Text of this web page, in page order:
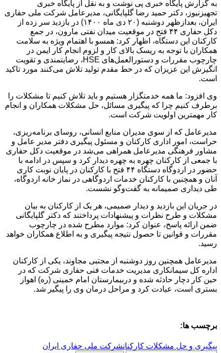
به گزارش پایگاه خبری پی نوشت و به نقل از پایگاه خبری
تجهیزنیوز، دکتر حمید رضا گلپایگانی، مدیرعامل شرکت ملی حفاری
ایران، بعدازظهر دوشنبه (۲۰ دی ماه ۱۴۰۰) در بازدید سر زده از
دکل حفاری ۴۴ فتح در موقعیت میدان نفتی مارون، در جمع
کارکنان این دستگاه، اظهار کرد: همسو با اهتمام ویژه به سلامت
همکاران با توجه به ریسک بالای کار و لزوم انجام کار ایمن در
چارچوب مقررات و دستورالعمل‌های HSE، رضایتمندی و تقویت
انگیزش این عزیزان که در خط مقدم تولید تلاش می‌کنند مورد تاکید
است.
وی افزود: ما همه خدمتگزار هستیم و باید تلاش کنیم تا مشکلات را
برطرف کنیم چرا که پیگیری مسائل، حل مشکلات همکاران و انجام
کار مهمترین اولویت شرکت است.
مدیرعامل که از سوی مدیران منابع انسانی، روسای برنامه‌ریزی،
حراست، امور اداری کارکنان و مسئول پیگیری دفتر مدیر عامل و
مشاور فرهنگی مدیرعامل همراهی می‌شد در موقعیت دکل حفاری
با جمعی از کارکنان چهره به چهره دیدار کرد و سپس در ادامه با
حضور در اردوگاه دستگاه ۴۴ فتح با کارکنان در پایان نوبت کاری
آنان و همچنین با کارکنان خدمات اردوگاهی در نماز خانه اردوگاه،
طی دیداری صمیمانه به گفت‌وگو نشست.
در جریان این بازدید و دیدار صمیمی، هر یک از کارکنان به بیان
مشکلات و طرح نظرات و پیشنهادات پرداختند که دکتر گلپایگانی
ضمن ارائه پاسخ، عنوان کرد: موارد مطرح شده در چارچوب
مقررات و قوانین تا حصول نتیجه پیگیری و به اطلاع همکاران خواهد
رسید.
مدیرعامل همچنین روز دوشنبه از مجتبی مجاوند، یکی از کارکنان
اداره کل سیمانکاری مدیریت خدمات فنی حفاری شرکت که در
حین کار دچار حادثه شده و دربیمارستان امام خمینی (ره) اهواز
بستری است، عیادت کرد و مراحل درمان وی را پیگیر شد.
برچسب ها:
پیگیری و حل مشکلات کارکنانشرکت ملی حفاری ایران